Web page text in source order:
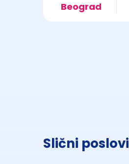
Beograd
Slični poslovi